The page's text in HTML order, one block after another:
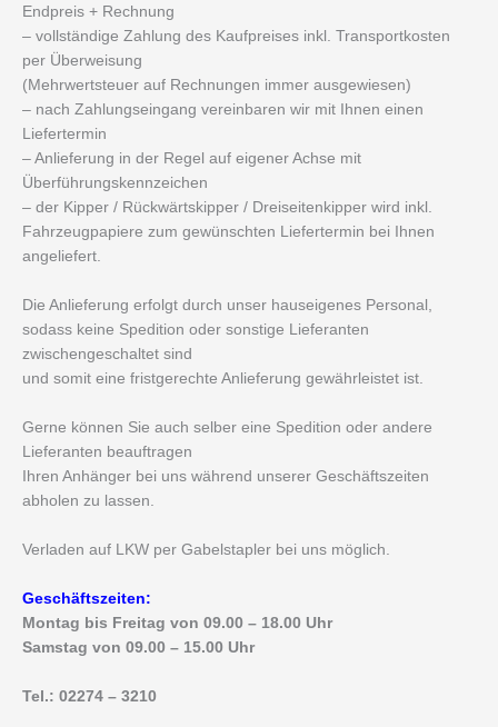
Endpreis + Rechnung
– vollständige Zahlung des Kaufpreises inkl. Transportkosten
per Überweisung
(Mehrwertsteuer auf Rechnungen immer ausgewiesen)
– nach Zahlungseingang vereinbaren wir mit Ihnen einen
Liefertermin
– Anlieferung in der Regel auf eigener Achse mit
Überführungskennzeichen
– der Kipper / Rückwärtskipper / Dreiseitenkipper wird inkl.
Fahrzeugpapiere zum gewünschten Liefertermin bei Ihnen
angeliefert.
Die Anlieferung erfolgt durch unser hauseigenes Personal,
sodass keine Spedition oder sonstige Lieferanten
zwischengeschaltet sind
und somit eine fristgerechte Anlieferung gewährleistet ist.
Gerne können Sie auch selber eine Spedition oder andere
Lieferanten beauftragen
Ihren Anhänger bei uns während unserer Geschäftszeiten
abholen zu lassen.
Verladen auf LKW per Gabelstapler bei uns möglich.
Geschäftszeiten:
Montag bis Freitag von 09.00 – 18.00 Uhr
Samstag von 09.00 – 15.00 Uhr
Tel.: 02274 – 3210